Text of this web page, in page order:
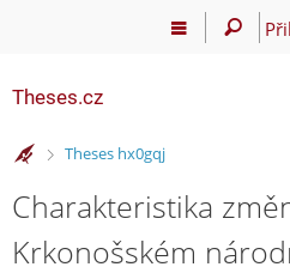
Theses.cz
>
Theses hx0gqj
Charakteristika
Krkonošském